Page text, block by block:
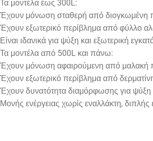
Τα μοντέλα έως 300L:
Έχουν μόνωση σταθερή από διογκωμένη
Έχουν εξωτερικό περίβλημα από φύλλο
Είναι ιδανικά για ψύξη και εξωτερική
Τα μοντέλα από 500L και πάνω:
Έχουν μόνωση αφαιρούμενη από μαλακή
Έχουν εξωτερικό περίβλημα από
Έχουν δυνατότητα διαμόρφωσης για ψύξη
Μονής ενέργειας χωρίς εναλλάκτη, διπλής